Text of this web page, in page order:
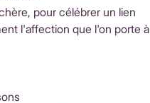
pour célébrer un lien
l'affection que l'on porte à